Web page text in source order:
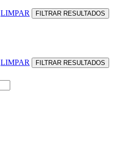
LIMPAR
LIMPAR